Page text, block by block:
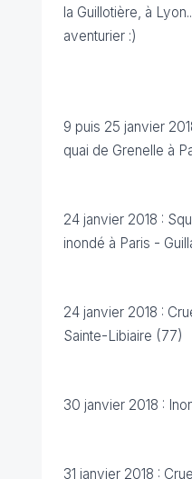
la Guillotière, à
aventurier :)
9 puis 25 janvier
quai de Grenelle à
24 janvier 2018 :
inondé à Paris -
24 janvier 2018 :
Sainte-Libiaire (77)
30 janvier 2018 :
31 janvier 2018 :